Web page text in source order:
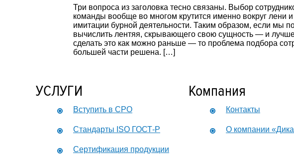
Три вопроса из заголовка тесно связаны. Выбор
команды вообще во многом крутится именно вокруг лени
имитации бурной деятельности. Таким образом, если мы
вычислить лентяя, скрывающего свою сущность — и лучше
сделать это как можно раньше — то проблема подбора
большей части решена. […]
УСЛУГИ
Вступить в СРО
Стандарты ISO ГОСТ-Р
Сертификация продукции
Компания
Контакты
О компании